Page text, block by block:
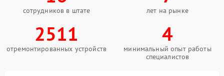
сотрудников в штате лет на рынке
2511
отремонтированных устройств
4
минимальный опыт работы
специалистов